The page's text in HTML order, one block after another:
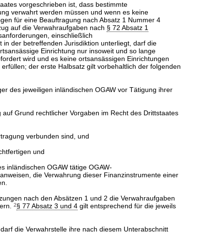
vorgeschrieben ist, dass bestimmte
verwahrt werden müssen und wenn es keine
für eine Beauftragung nach Absatz 1 Nummer 4
auf die Verwahraufgaben nach § 72 Absatz 1
einschließlich
der betreffenden Jurisdiktion unterliegt, darf die
Einrichtung nur insoweit und so lange
wird und es keine ortsansässigen Einrichtungen
der erste Halbsatz gilt vorbehaltlich der folgenden
des jeweiligen inländischen OGAW vor Tätigung ihrer
Grund rechtlicher Vorgaben im Recht des Drittstaates
verbunden sind, und
und
inländischen OGAW tätige OGAW-
die Verwahrung dieser Finanzinstrumente einer
nach den Absätzen 1 und 2 die Verwahraufgaben
2§ 77 Absatz 3 und 4 gilt entsprechend für die jeweils
darf die Verwahrstelle ihre nach diesem Unterabschnitt